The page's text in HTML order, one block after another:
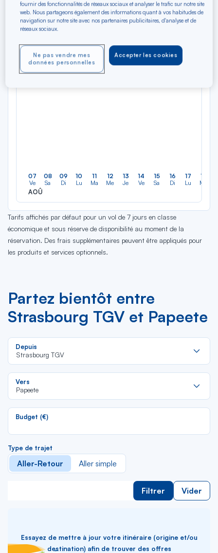
Filtrer Vider
Précédent
N/A*
Aller / Retour — Économique
07
Ve
AOÛ
08
Sa
09
Di
10
Lu
11
Ma
12
Me
13
Je
14
Ve
15
Sa
16
Di
17
Lu
18
Ma
Tarifs affichés par défaut pour un vol de 7 jours en classe
économique et sous réserve de disponibilité au moment de la
réservation. Des frais supplémentaires peuvent être appliqués pour
les produits et services optionnels.
Partez bientôt entre
Strasbourg TGV et Papeete
Depuis
Strasbourg TGV
Vers
Papeete
Budget (€)
Type de trajet
Aller-Retour Aller simple
Filtrer Vider
Essayez de mettre à jour votre itinéraire (origine et/ou
destination) afin de trouver des offres
fournir des fonctionnalités de réseaux sociaux et analyser le trafic sur notre site
web. Nous partageons également des informations quant à vos habitudes de
navigation sur notre site avec nos partenaires publicitaires, d'analyse et de
réseaux sociaux.
Accepter les cookies
Ne pas vendre mes
données personnelles